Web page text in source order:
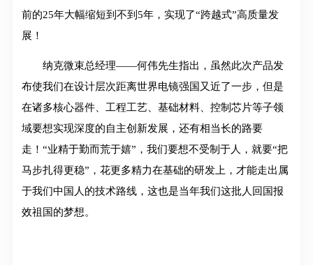
前的25年大幅缩短到不到5年，实现了“跨越式”高质量发
展！
纳克微束总经理——何伟先生指出，虽然此次产品发
布使我们在设计层次距离世界电镜强国又近了一步，但是
在诸多核心器件、工程工艺、基础材料、控制芯片等子领
域要想实现深度的自主创新发展，还有相当长的路要
走！“业精于勤而荒于嬉”，我们要想不受制于人，就要“把
马步扎得更稳”，花更多精力在基础的研发上，才能走出属
于我们中国人的技术路线，这也是当年我们这批人回国报
效祖国的梦想。